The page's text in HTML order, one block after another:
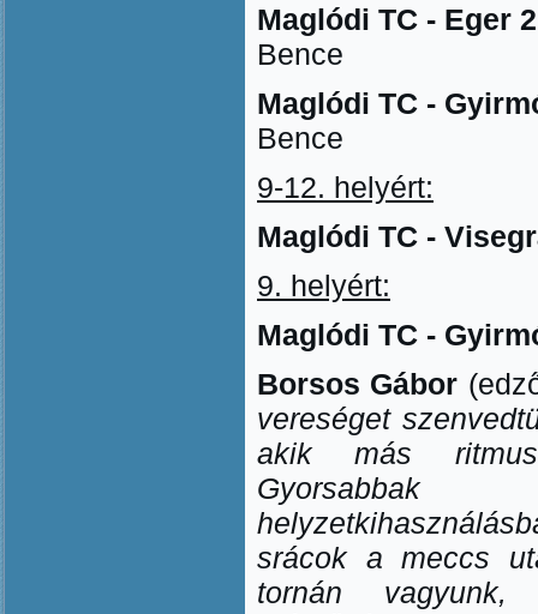
Maglódi TC - Eger
Bence
Maglódi TC -
Bence
9-12. helyért:
Maglódi TC -
9. helyért:
Maglódi TC -
Borsos Gábor
vereséget
akik más
srácok a meccs
tornán